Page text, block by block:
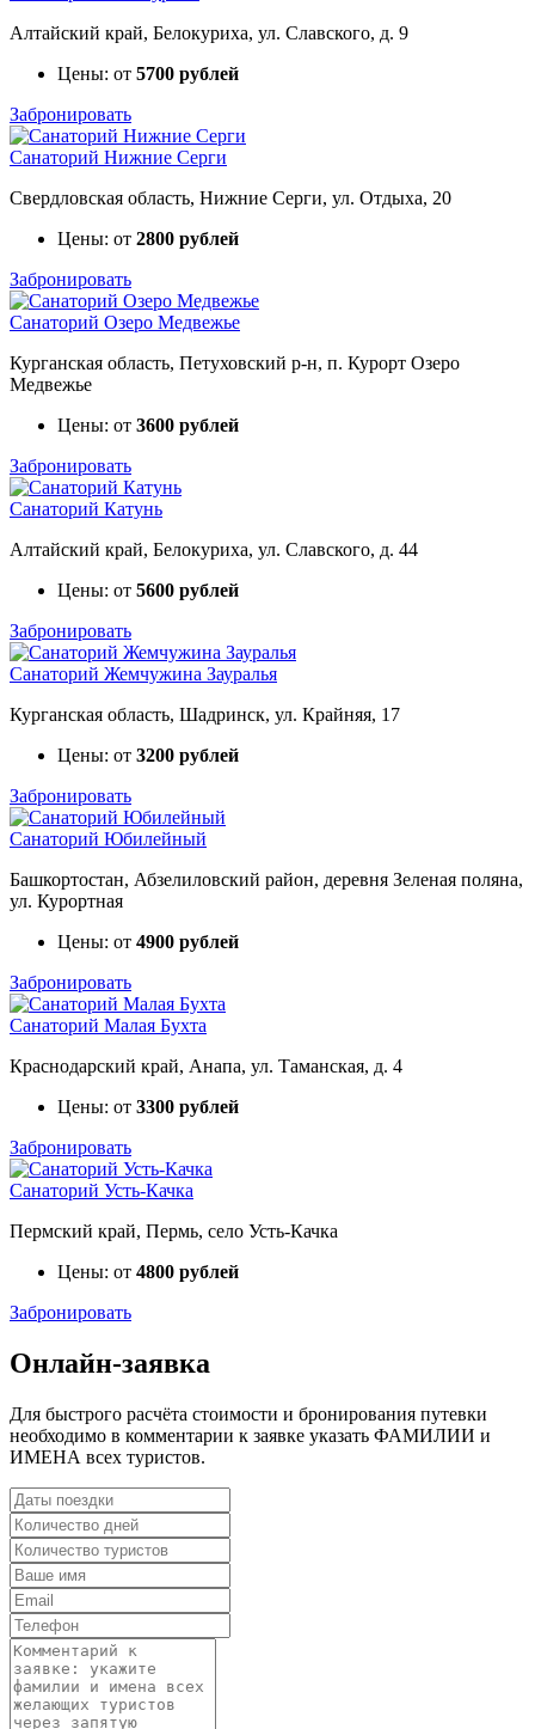
Алтайский край, Белокуриха, ул. Славского, д. 9
Цены: от 5700 рублей
Забронировать
Санаторий Нижние Серги
Свердловская область, Нижние Серги, ул. Отдыха, 20
Цены: от 2800 рублей
Забронировать
Санаторий Озеро Медвежье
Курганская область, Петуховский р-н, п. Курорт Озеро
Медвежье
Цены: от 3600 рублей
Забронировать
Санаторий Катунь
Алтайский край, Белокуриха, ул. Славского, д. 44
Цены: от 5600 рублей
Забронировать
Санаторий Жемчужина Зауралья
Курганская область, Шадринск, ул. Крайняя, 17
Цены: от 3200 рублей
Забронировать
Санаторий Юбилейный
Башкортостан, Абзелиловский район, деревня Зеленая поляна,
ул. Курортная
Цены: от 4900 рублей
Забронировать
Санаторий Малая Бухта
Краснодарский край, Анапа, ул. Таманская, д. 4
Цены: от 3300 рублей
Забронировать
Санаторий Усть-Качка
Пермский край, Пермь, село Усть-Качка
Цены: от 4800 рублей
Забронировать
Онлайн-заявка
Для быстрого расчёта стоимости и бронирования путевки
необходимо в комментарии к заявке указать ФАМИЛИИ и
ИМЕНА всех туристов.